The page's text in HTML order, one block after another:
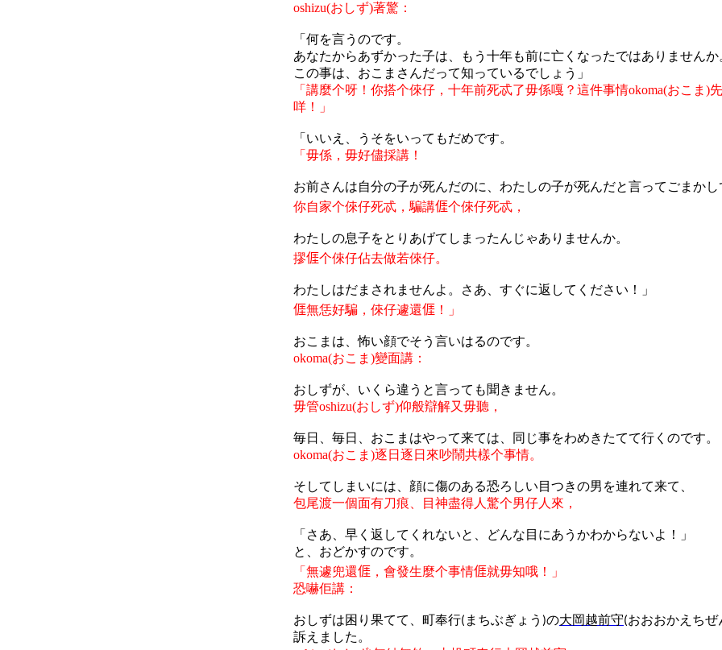
oshizu(おしず)著驚：
「何を言うのです。
あなたからあずかった子は、もう十年も前に亡くなったではありませんか
この事は、おこまさんだって知っているでしょう」
「講麼个呀！你搭个倈仔，十年前死忒了毋係嘎？這件事情okoma(おこま )
咩！」
「いいえ、うそをいってもだめです。
「毋係，毋好儘採講！
お前さんは自分の子が死んだのに、わたしの子が死んだと言ってごまかし
你自家个倈仔死忒，騙講𠊎个倈仔死忒，
わたしの息子をとりあげてしまったんじゃありませんか。
摎𠊎个倈仔佔去做若倈仔。
わたしはだまされませんよ。さあ、すぐに返してください！」
𠊎無恁好騙， 倈仔遽還𠊎 ！ 」
おこまは、怖い顔でそう言いはるのです。
okoma(おこま )變面講：
おしずが、いくら違うと言っても聞きません。
毋管oshizu(おしず)仰般辯解又 毋聽，
毎日、毎日、 おこまはやって来ては 、同 じ事をわめきたてて行 くのです。
okoma(おこま )逐日逐日來吵鬧共樣个事情。
そしてしまいには、顔に傷のある恐ろしい目つきの男を連れて来て、
包尾渡一個面有刀痕、目神盡得人驚个男仔人來，
「さあ、早く返してくれないと、どんな目にあうかわからないよ！」
と、おどかすのです。
「無遽兜還𠊎 ，會發生麼个事情𠊎就毋知哦！
」
恐嚇佢講：
おしずは困り果てて、町奉行( まちぶぎょう )の大岡越前守(おおおかえちぜ
訴えました。